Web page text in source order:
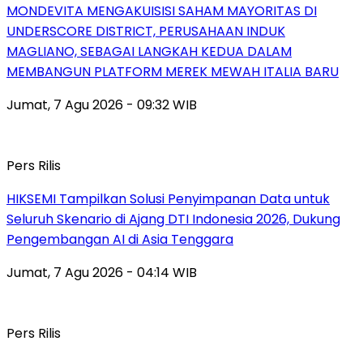
MONDEVITA MENGAKUISISI SAHAM MAYORITAS DI
UNDERSCORE DISTRICT, PERUSAHAAN INDUK
MAGLIANO, SEBAGAI LANGKAH KEDUA DALAM
MEMBANGUN PLATFORM MEREK MEWAH ITALIA BARU
Jumat, 7 Agu 2026 - 09:32 WIB
Pers Rilis
HIKSEMI Tampilkan Solusi Penyimpanan Data untuk
Seluruh Skenario di Ajang DTI Indonesia 2026, Dukung
Pengembangan AI di Asia Tenggara
Jumat, 7 Agu 2026 - 04:14 WIB
Pers Rilis